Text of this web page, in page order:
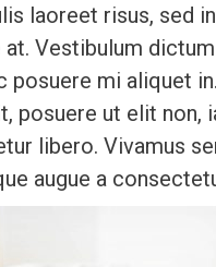
laoreet risus, sed
Vestibulum
posuere mi aliquet
posuere ut elit non,
libero. Vivamus
augue a